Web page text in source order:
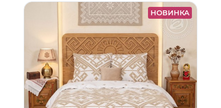
НОВИНКА